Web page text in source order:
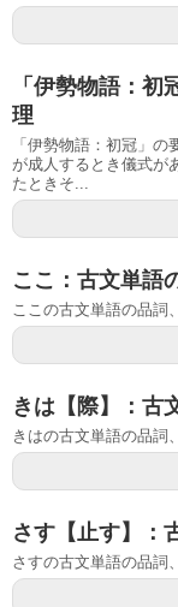
「伊勢物語：
理
「伊勢物語：初冠」
が成人するとき儀式が
たときそ...
ここ：古文単語
ここの古文単語の品詞
きは【際】：古
きはの古文単語の品詞
さす【止す】：
さすの古文単語の品詞